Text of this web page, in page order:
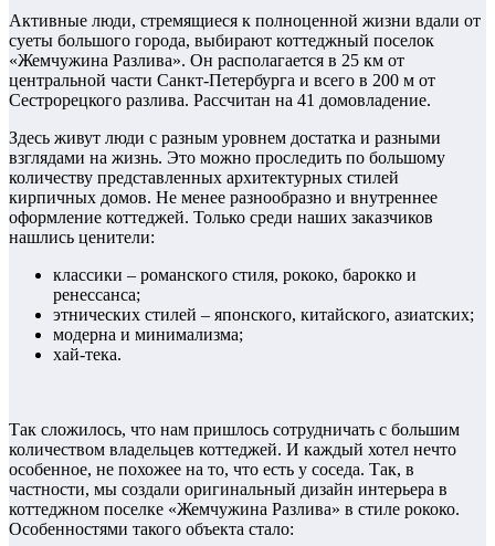
Активные люди, стремящиеся к полноценной жизни вдали от
суеты большого города, выбирают коттеджный поселок
«Жемчужина Разлива». Он располагается в 25 км от
центральной части Санкт-Петербурга и всего в 200 м от
Сестрорецкого разлива. Рассчитан на 41 домовладение.
Здесь живут люди с разным уровнем достатка и разными
взглядами на жизнь. Это можно проследить по большому
количеству представленных архитектурных стилей
кирпичных домов. Не менее разнообразно и внутреннее
оформление коттеджей. Только среди наших заказчиков
нашлись ценители:
классики – романского стиля, рококо, барокко и
ренессанса;
этнических стилей – японского, китайского, азиатских;
модерна и минимализма;
хай-тека.
Так сложилось, что нам пришлось сотрудничать с большим
количеством владельцев коттеджей. И каждый хотел нечто
особенное, не похожее на то, что есть у соседа. Так, в
частности, мы создали оригинальный дизайн интерьера в
коттеджном поселке «Жемчужина Разлива» в стиле рококо.
Особенностями такого объекта стало: